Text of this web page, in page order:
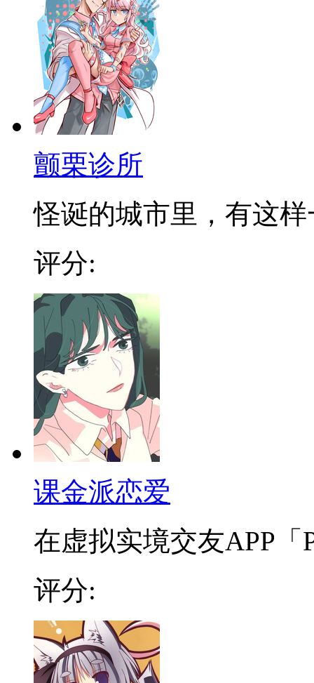
颤栗诊所
怪诞的城市里，有这样
评分:
课金派恋爱
在虚拟实境交友APP「
评分: